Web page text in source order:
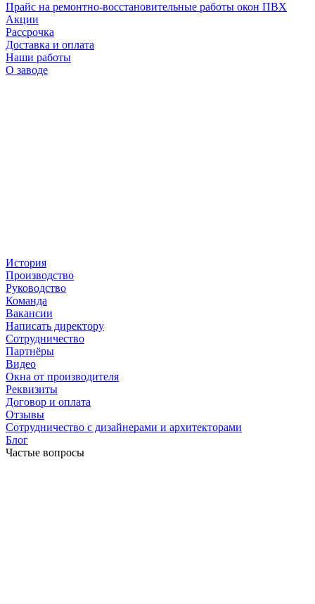
Прайс на ремонтно-восстановительные работы окон ПВХ
Акции
Рассрочка
Доставка и оплата
Наши работы
О заводе
История
Производство
Руководство
Команда
Вакансии
Написать директору
Сотрудничество
Партнёры
Видео
Окна от производителя
Реквизиты
Договор и оплата
Отзывы
Сотрудничество с дизайнерами и архитекторами
Блог
Частые вопросы